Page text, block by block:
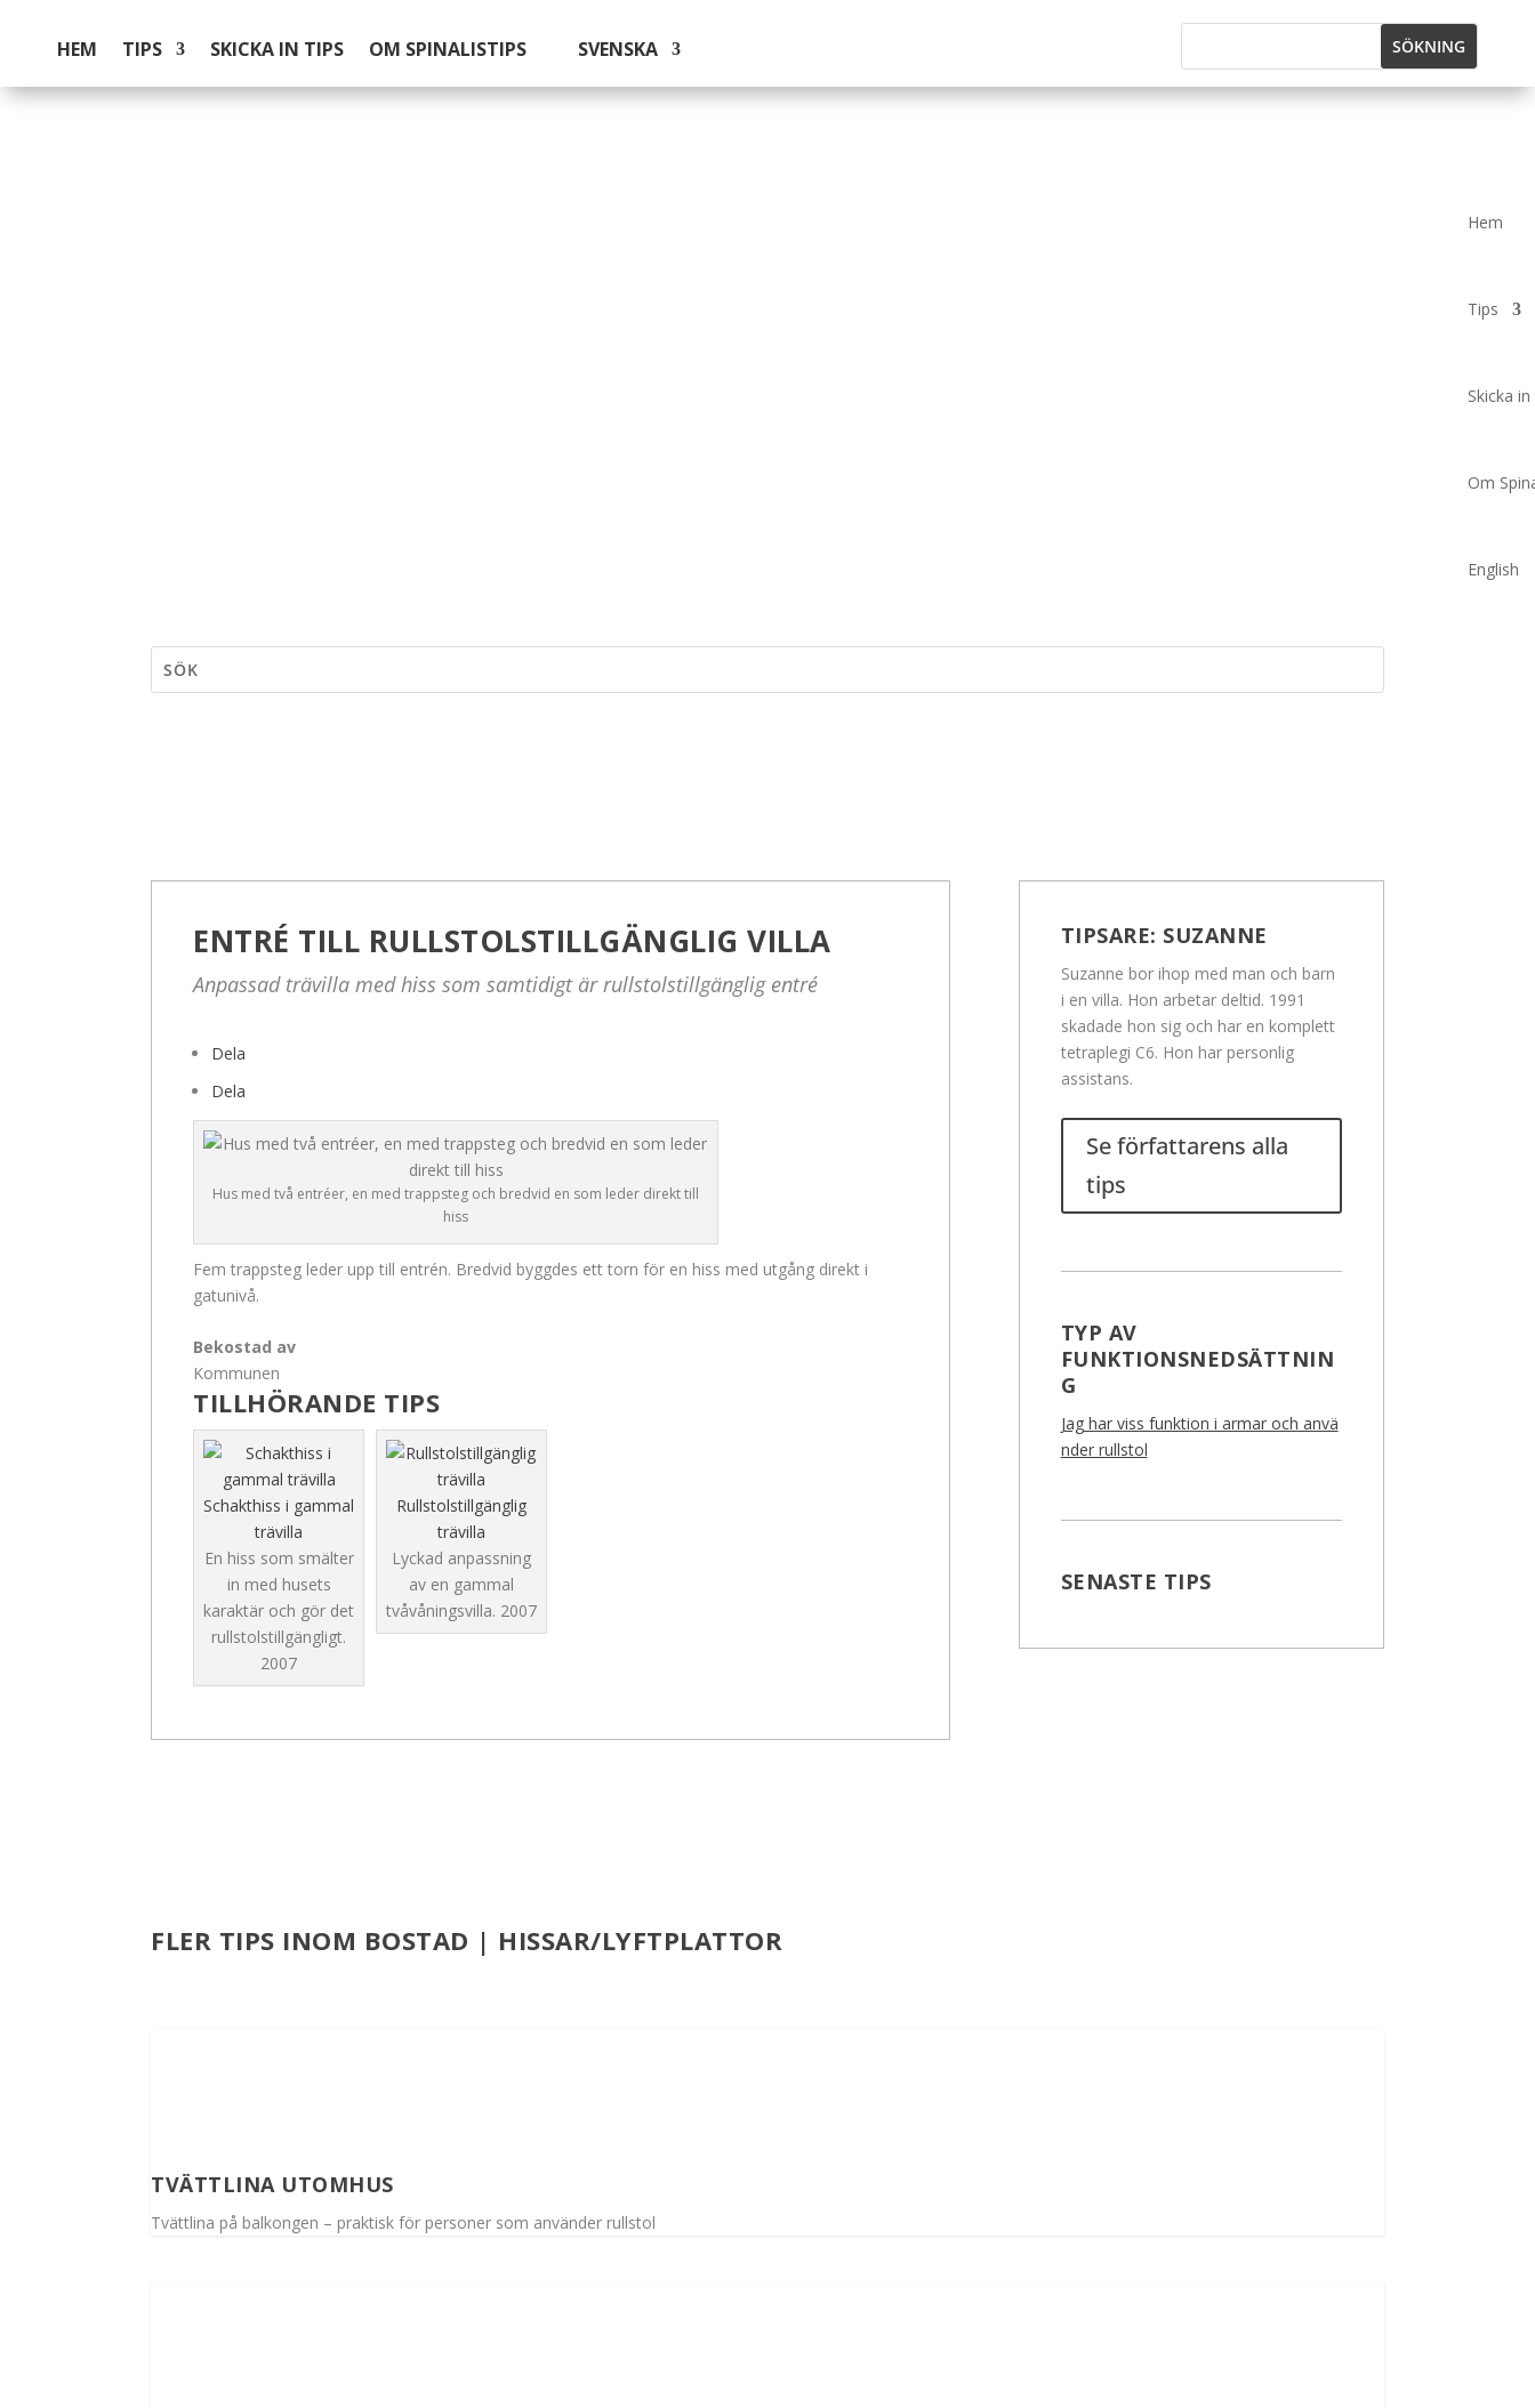
HEM TIPS SKICKA IN TIPS OM SPINALISTIPS SVENSKA
Hem
Tips
Skicka
Om
English
ENTRÉ TILL RULLSTOLSTILLGÄNGLIG VILLA
Anpassad trävilla med hiss som samtidigt är rullstolstillgänglig entré
Dela
Dela
Hus med två entréer, en med trappsteg och bredvid en som leder direkt till
hiss
Fem trappsteg leder upp till entrén. Bredvid byggdes ett torn för en hiss med utgång direkt i
gatunivå.
Bekostad av
Kommunen
TILLHÖRANDE TIPS
Schakthiss i gammal
trävilla
En hiss som smälter
in med husets
karaktär och gör det
rullstolstillgängligt.
2007
Rullstolstillgänglig
trävilla
Lyckad anpassning
av en gammal
tvåvåningsvilla. 2007
TIPSARE: SUZANNE
Suzanne bor ihop med man och barn
i en villa. Hon arbetar deltid. 1991
skadade hon sig och har en komplett
tetraplegi C6. Hon har personlig
assistans.
Se författarens alla
tips
TYP AV
FUNKTIONSNEDSÄTTNIN
G
Jag har viss funktion i armar och anvä
nder rullstol
SENASTE TIPS
FLER TIPS INOM BOSTAD | HISSAR/LYFTPLATTOR
TVÄTTLINA UTOMHUS
Tvättlina på balkongen – praktisk för personer som använder rullstol